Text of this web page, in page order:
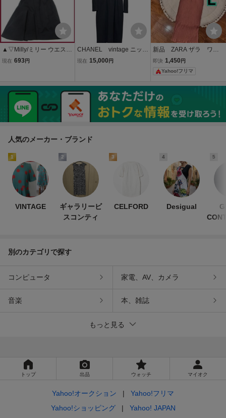
▲▽Milly/ミリー ウエスト
マーク♪ワンピース★黒/ブ
現在 693 円
CHANEL vintage ニット
ワンピース 送料無
現在 15,000 円
新品 ZARA ザラ ワン
ピース ロングワンピー
ス リブニットワンピー
ス ベージュ Lサイズ
即決 1,450 円
Yahoo!フリマ
人気のメーカー・ブランド
1
VINTAGE
2
ギャラリービ
スコンティ
3
CELFORD
4
Desigual
5
別のカテゴリで探す
コンピュータ 家電、AV、カメラ
音楽 本、雑誌
もっと見る
トップ 出品 ウォッチ マイオク
Yahoo!オークション
Yahoo!フリマ
Yahoo!ショッピング
Yahoo! JAPAN